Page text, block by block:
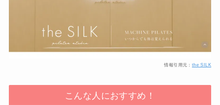
情報引用元： the SILK
こんな人におすすめ！